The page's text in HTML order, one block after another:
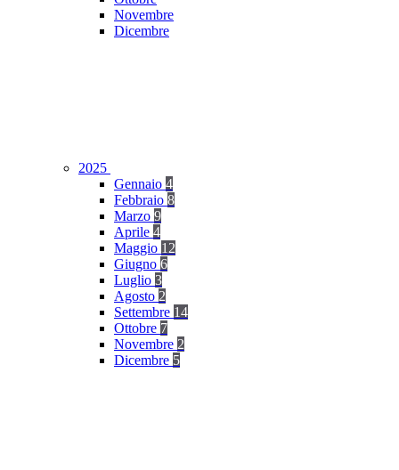
Novembre
Dicembre
2025
Gennaio 4
Febbraio 8
Marzo 9
Aprile 4
Maggio 12
Giugno 6
Luglio 3
Agosto 2
Settembre 14
Ottobre 7
Novembre 2
Dicembre 5